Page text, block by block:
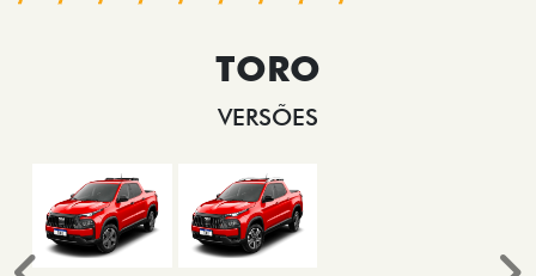
TORO
VERSÕES